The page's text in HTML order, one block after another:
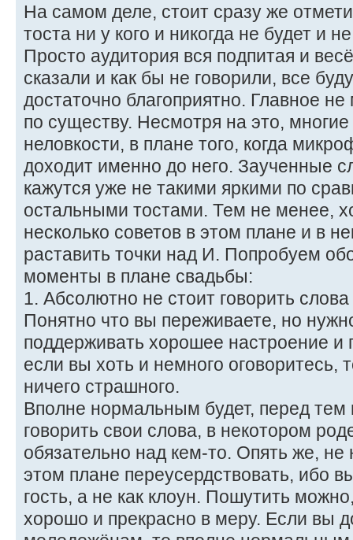
На самом деле, стоит сразу же
тоста ни у кого и никогда не будет и
Просто аудитория вся подпитая и
сказали и как бы не говорили, все
достаточно благоприятно. Главное не
по существу. Несмотря на это,
неловкости, в плане того, когда
доходит именно до него. Заученные
кажутся уже не такими яркими по
остальными тостами. Тем не менее,
несколько советов в этом плане и в
раставить точки над И. Попробуем
моменты в плане свадьбы:
1. Абсолютно не стоит говорить
Понятно что вы переживаете, но
поддерживать хорошее настроение
если вы хоть и немного оговоритесь,
ничего страшного.
Вполне нормальным будет, перед тем
говорить свои слова, в некотором
обязательно над кем-то. Опять же,
этом плане переусердствовать, ибо
гость, а не как клоун. Пошутить
хорошо и прекрасно в меру. Если вы